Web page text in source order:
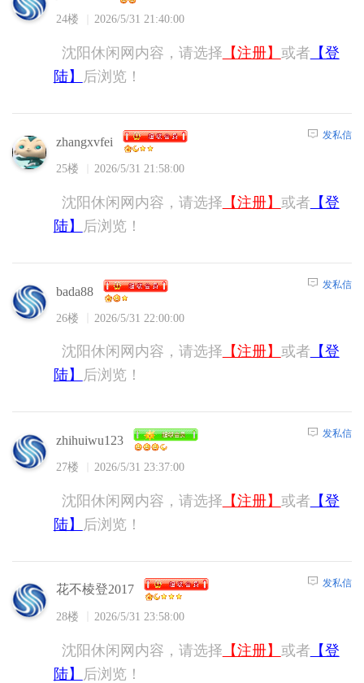
24楼 2026/5/31 21:40:00
沈阳休闲网内容，请选择 【注册】 或者 【登
陆】
后浏览！
zhangxvfei
25楼 2026/5/31 21:58:00
发私信
沈阳休闲网内容，请选择 【注册】 或者 【登
陆】
后浏览！
bada88
26楼 2026/5/31 22:00:00
发私信
沈阳休闲网内容，请选择 【注册】 或者 【登
陆】
后浏览！
zhihuiwu123
27楼 2026/5/31 23:37:00
发私信
沈阳休闲网内容，请选择 【注册】 或者 【登
陆】
后浏览！
花不棱登2017
28楼 2026/5/31 23:58:00
发私信
沈阳休闲网内容，请选择 【注册】 或者 【登
陆】
后浏览！